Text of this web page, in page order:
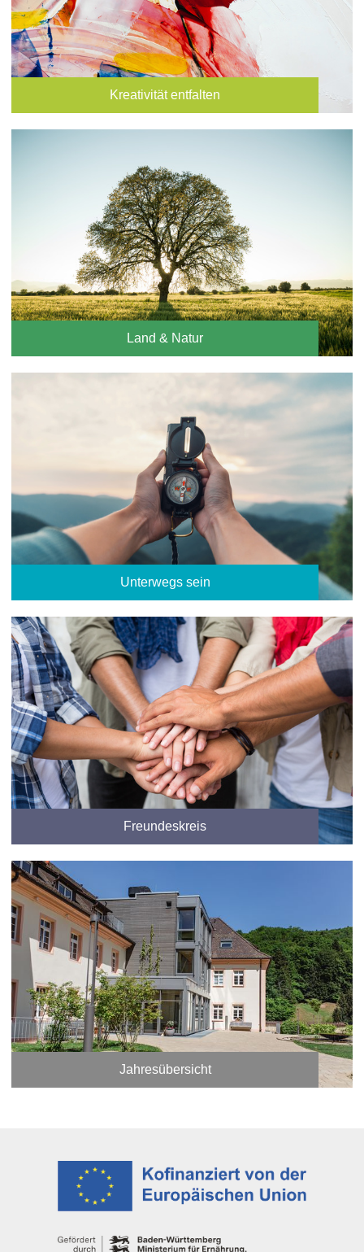
Kreativität entfalten
Land & Natur
Unterwegs sein
Freundeskreis
Jahresübersicht